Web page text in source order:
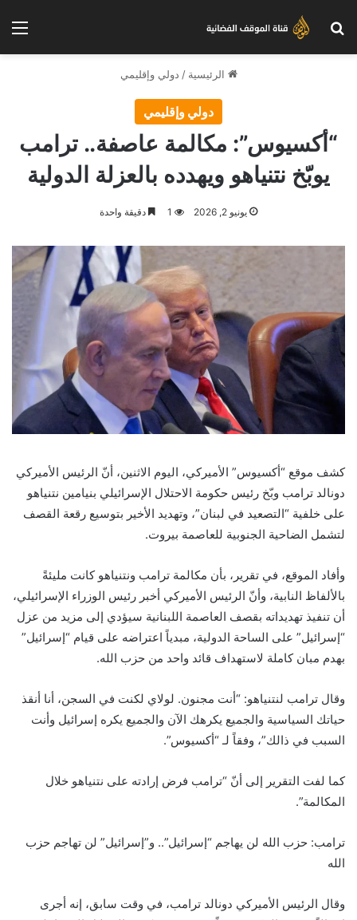
بحث عن
الرئيسية / دولي وإقليمي
دولي وإقليمي
“أكسيوس”: مكالمة عاصفة.. ترامب
يوبّخ نتنياهو ويهدده بالعزلة الدولية
يونيو 2, 2026 1 دقيقة واحدة
كشف موقع “أكسيوس” الأميركي، اليوم الاثنين، أنّ الرئيس الأميركي
دونالد ترامب وبّخ رئيس حكومة الاحتلال الإسرائيلي بنيامين نتنياهو
على خلفية “التصعيد في لبنان”، وتهديد الأخير بتوسيع رقعة القصف
لتشمل الضاحية الجنوبية للعاصمة بيروت.
وأفاد الموقع، في تقرير، بأن مكالمة ترامب ونتنياهو كانت مليئةً
بالألفاظ النابية، وأنّ الرئيس الأميركي أخبر رئيس الوزراء الإسرائيلي،
أن تنفيذ تهديداته بقصف العاصمة اللبنانية سيؤدي إلى مزيد من عزل
“إسرائيل” على الساحة الدولية، مبدياً اعتراضه على قيام “إسرائيل”
بهدم مبان كاملة لاستهداف قائد واحد من حزب الله.
وقال ترامب لنتنياهو: “أنت مجنون. لولاي لكنت في السجن، أنا أنقذ
حياتك السياسية والجميع يكرهك الآن والجميع يكره إسرائيل وأنت
السبب في ذالك”، وفقاً لـ “أكسيوس”.
كما لفت التقرير إلى أنّ “ترامب فرض إرادته على نتنياهو خلال
المكالمة”.
ترامب: حزب الله لن يهاجم “إسرائيل”.. و”إسرائيل” لن تهاجم حزب
الله
وقال الرئيس الأميركي دونالد ترامب، في وقت سابق، إنه أجرى